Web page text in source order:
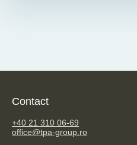
Contact
+40 21 310 06-69
office@tpa-group.ro